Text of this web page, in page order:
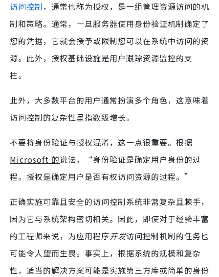
访问控制，通常也称为授权，是一组管理资源访问的机
制和策略。通常，一旦服务器使用身份验证机制确定了
您的凭据，它就会授予或限制您可以在系统中访问的资
源。此外，授权基础设施是用户跟踪资源监控的支
柱。
此外，大多数平台的用户通常扮演多个角色，这意味着
访问控制的复杂性呈指数级增长。
不要将身份验证与授权混淆，这一点很重要。根据
Microsoft 的说法，“身份验证是确定用户身份的过
程。授权是确定用户是否有权访问资源的过程。”
正确实施可靠且安全的访问控制系统非常复杂且棘手，
因为它与系统架构密切相关。因此，即使对于经验丰富
的工程师来说，为应用程序开发访问控制机制的任务也
可能令人望而生畏。事实上，根据系统的规模和复杂
性，适当的解决方案可能是实施第三方库或简单的身份